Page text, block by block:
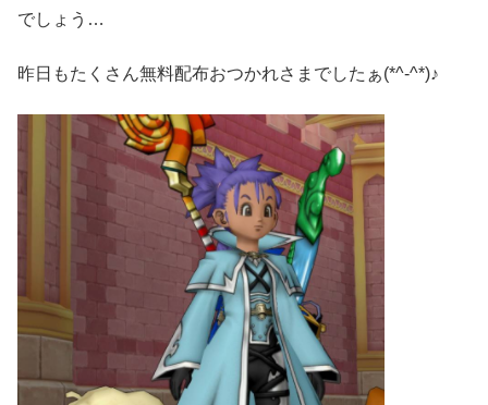
でしょう…
昨日もたくさん無料配布おつかれさまでしたぁ(*^-^*)♪